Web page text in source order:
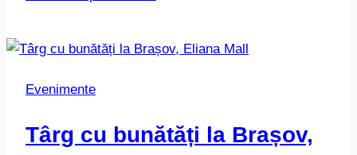
Evenimente
Târg cu bunătăți la Brașov,